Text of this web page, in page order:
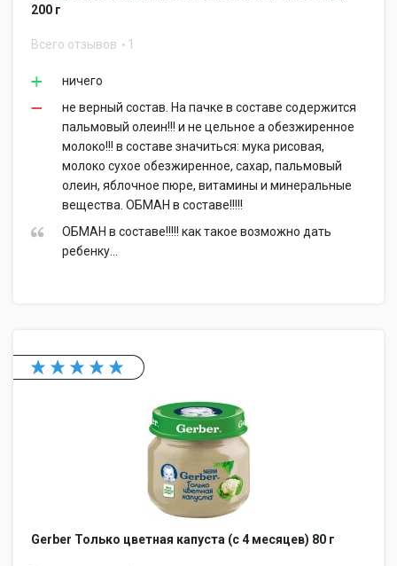
200 г
Всего отзывов 1
ничего
не верный состав. На пачке в составе содержится
пальмовый олеин!!! и не цельное а обезжиренное
молоко!!! в составе значиться: мука рисовая,
молоко сухое обезжиренное, сахар, пальмовый
олеин, яблочное пюре, витамины и минеральные
вещества. ОБМАН в составе!!!!!
ОБМАН в составе!!!!! как такое возможно дать
ребенку...
Gerber Только цветная капуста (с 4 месяцев) 80 г